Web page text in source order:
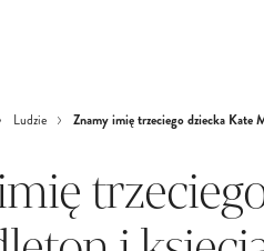
Ludzie Znamy imię trzeciego dziecka Kate